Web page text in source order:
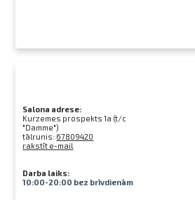
Salona adrese:
Kurzemes prospekts 1a (t/c
"Damme")
tālrunis: 67809420
rakstīt e-mail
Darba laiks:
10:00-20:00 bez brīvdienām